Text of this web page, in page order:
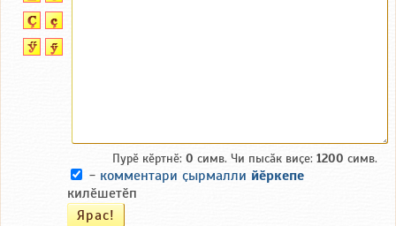
Пурӗ кӗртнӗ: 0 симв. Чи пысӑк виҫе: 1200 симв.
- комментари ҫырмалли йӗркепе
килӗшетӗп